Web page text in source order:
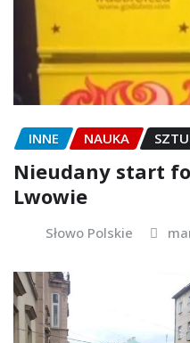
INNE NAUKA
Nieudany start
Lwowie
Słowo Polskie